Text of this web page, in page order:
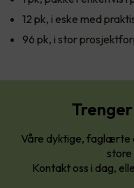
12 pk, i eske med
96 pk, i stor
Våre dyktige, faglærte
store
Kontakt oss i dag,